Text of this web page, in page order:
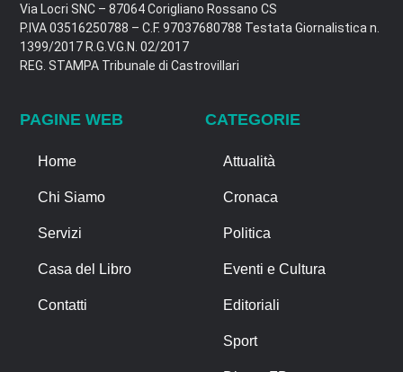
Via Locri SNC – 87064 Corigliano Rossano CS
P.IVA 03516250788 – C.F. 97037680788 Testata Giornalistica n.
1399/2017 R.G.V.G.N. 02/2017
REG. STAMPA Tribunale di Castrovillari
PAGINE WEB
Home
Chi Siamo
Servizi
Casa del Libro
Contatti
CATEGORIE
Attualità
Cronaca
Politica
Eventi e Cultura
Editoriali
Sport